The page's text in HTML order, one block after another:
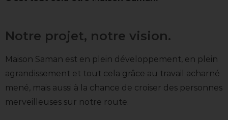
Notre projet, notre vision.
Maison Saman est en plein développement, en plein
agrandissement et tout cela grâce au travail acharné
mené, mais aussi à la chance de croiser des personnes
merveilleuses sur notre route.